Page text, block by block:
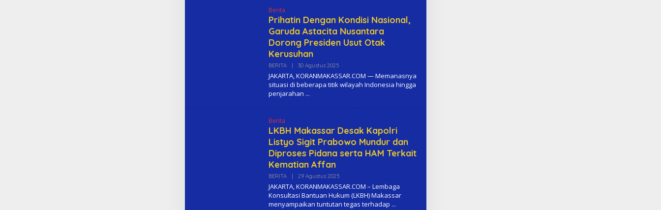
Berita
Prihatin Dengan Kondisi Nasional,
Garuda Astacita Nusantara
Dorong Presiden Usut Otak
Kerusuhan
BERITA 30 Agustus 2025
L
E
H
M
JAKARTA, KORANMAKASSAR.COM — Memanasnya
situasi di beberapa titik wilayah Indonesia hingga
penjarahan
Berita
LKBH Makassar Desak Kapolri
Listyo Sigit Prabowo Mundur dan
Diproses Pidana serta HAM Terkait
Kematian Affan
BERITA 29 Agustus 2025
L
E
H
K
JAKARTA, KORANMAKASSAR.COM – Lembaga
Konsultasi Bantuan Hukum (LKBH) Makassar
menyampaikan tuntutan tegas terhadap